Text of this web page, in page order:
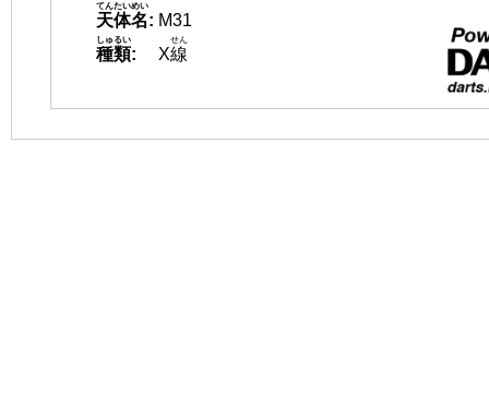
天体名
てんたいめい
: M31
種類
しゅるい
: X線
せん